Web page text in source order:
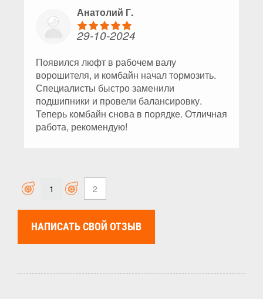
Анатолий Г.
29-10-2024
Появился люфт в рабочем валу
ворошителя, и комбайн начал тормозить.
Специалисты быстро заменили
подшипники и провели балансировку.
Теперь комбайн снова в порядке. Отличная
работа, рекомендую!
1 2
НАПИСАТЬ СВОЙ ОТЗЫВ